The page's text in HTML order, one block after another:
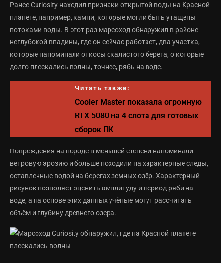
Ранее Curiosity находил признаки открытой воды на Красной
планете, например, камни, которые могли быть утащены
потоками воды. В этот раз марсоход обнаружил в районе
неглубокой впадины, где он сейчас работает, два участка,
которые напоминали откосы скалистого берега, о которые
долго плескались волны, точнее, рябь на воде.
Читать также:
Cooler Master показала огромную
RTX 5080 на 4 слота для готовых
сборок ПК
Повреждения на породе в меньшей степени напоминали
ветровую эрозию и больше походили на характерные следы,
оставленные водой на берегах земных озёр. Характерный
рисунок позволяет оценить амплитуду и период ряби на
воде, а на основе этих данных учёные могут рассчитать
объём и глубину древнего озера.